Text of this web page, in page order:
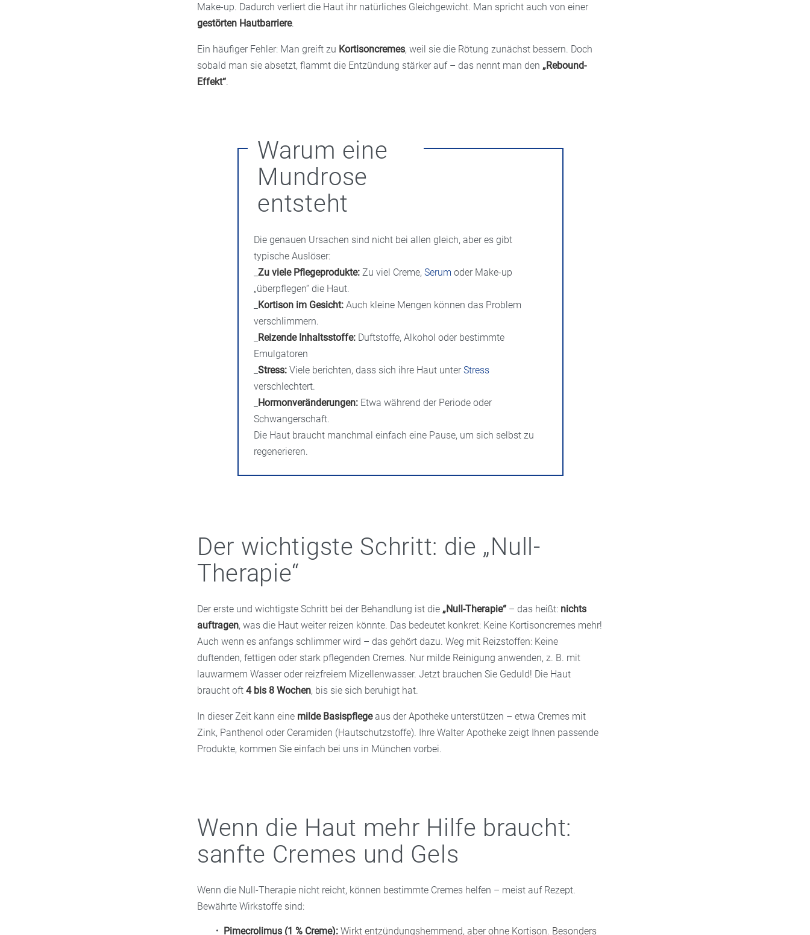
Make-up. Dadurch verliert die Haut ihr natürliches Gleichgewicht. Man spricht auch von einer
gestörten Hautbarriere.
Ein häufiger Fehler: Man greift zu Kortisoncremes, weil sie die Rötung zunächst bessern. Doch
sobald man sie absetzt, flammt die Entzündung stärker auf – das nennt man den „Rebound-
Effekt“.
Warum eine
Mundrose
entsteht
Die genauen Ursachen sind nicht bei allen gleich, aber es gibt
typische Auslöser:
_Zu viele Pflegeprodukte: Zu viel Creme,Serum oder Make-up
„überpflegen“ die Haut.
Kortison im Gesicht: Auch kleine Mengen können das Problem
verschlimmern.
Reizende Inhaltsstoffe: Duftstoffe, Alkohol oder bestimmte
Emulgatoren
_Stress: Viele berichten, dass sich ihre Haut unterStress
verschlechtert.
Hormonveränderungen: Etwa während der Periode oder
Schwangerschaft.
Die Haut braucht manchmal einfach eine Pause, um sich selbst zu
regenerieren.
Der wichtigste Schritt: die „Null-
Therapie“
Der erste und wichtigste Schritt bei der Behandlung ist die „Null-Therapie“– das heißt: nichts
auftragen, was die Haut weiter reizen könnte. Das bedeutet konkret: Keine Kortisoncremes mehr!
Auch wenn es anfangs schlimmer wird – das gehört dazu. Weg mit Reizstoffen: Keine
duftenden, fettigen oder stark pflegenden Cremes. Nur milde Reinigung anwenden, z. B. mit
lauwarmem Wasser oder reizfreiem Mizellenwasser. Jetzt brauchen Sie Geduld! Die Haut
braucht oft 4 bis 8 Wochen, bis sie sich beruhigt hat.
In dieser Zeit kann eine milde Basispflegeaus der Apotheke unterstützen – etwa Cremes mit
Zink, Panthenol oder Ceramiden (Hautschutzstoffe). Ihre Walter Apotheke zeigt Ihnen passende
Produkte, kommen Sie einfach bei uns in München vorbei.
Wenn die Haut mehr Hilfe braucht:
sanfte Cremes und Gels
Wenn die Null-Therapie nicht reicht, können bestimmte Cremes helfen – meist auf Rezept.
Bewährte Wirkstoffe sind:
Pimecrolimus (1 % Creme):Wirkt entzündungshemmend, aber ohne Kortison. Besonders